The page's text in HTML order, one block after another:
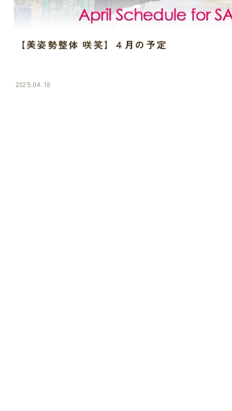
【美姿勢整体 咲笑】４月の予定
2025.04.18